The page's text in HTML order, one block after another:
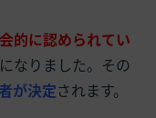
的に認められてい
なりました。その
が決定されます。